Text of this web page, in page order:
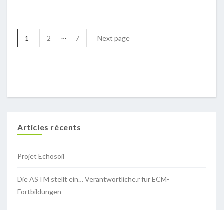
1 2 … 7 Next page
Articles récents
Projet Echosoil
Die ASTM stellt ein… Verantwortliche.r für ECM-
Fortbildungen